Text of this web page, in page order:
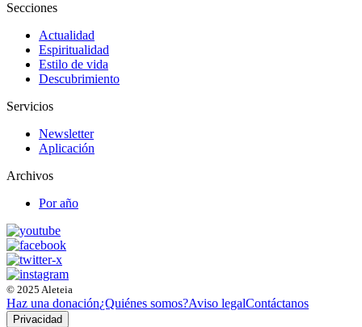
Secciones
Actualidad
Espiritualidad
Estilo de vida
Descubrimiento
Servicios
Newsletter
Aplicación
Archivos
Por año
© 2025 Aleteia
Haz una donación¿Quiénes somos?Aviso legalContáctanos
Privacidad